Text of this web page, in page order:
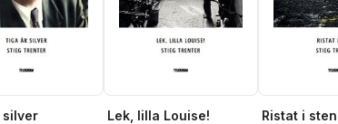
silver Lek, lilla Louise! Ristat i sten